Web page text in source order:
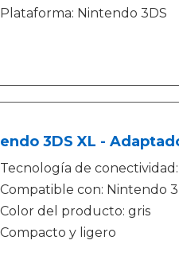
Plataforma: Nintendo 3DS
3DS XL -
Tecnología de
Compatible con: Nintendo
Color del producto: gris
Compacto y ligero